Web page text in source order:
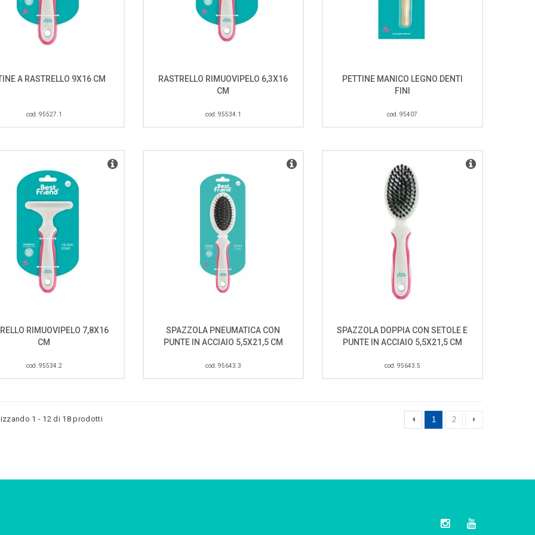
A RASTRELLO 9X16 CM
cod. 95527.1
RASTRELLO RIMUOVIPELO 6,3X16
CM
cod. 95534.1
PETTINE MANICO LEGNO DENTI
FINI
cod. 95407
RIMUOVIPELO 7,8X16
CM
cod. 95534.2
SPAZZOLA PNEUMATICA CON
PUNTE IN ACCIAIO 5,5X21,5 CM
cod. 95643.3
SPAZZOLA DOPPIA CON SETOLE E
PUNTE IN ACCIAIO 5,5X21,5 CM
cod. 95643.5
1 2
1 - 12 di 18 prodotti